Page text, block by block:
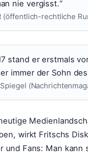
nie vergisst.“
(öffentlich-rechtliche
stand er erstmals
immer der Sohn
wirkt Fritschs
und Fans: Man